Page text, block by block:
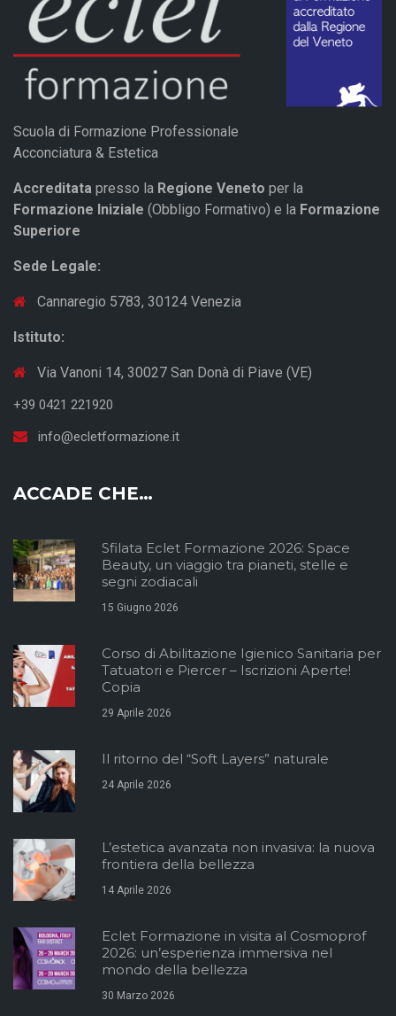
Scuola di Formazione Professionale
Acconciatura & Estetica
Accreditata presso la Regione Veneto per la
Formazione Iniziale (Obbligo Formativo) e la Formazione
Superiore
Sede Legale:
Cannaregio 5783, 30124 Venezia
Istituto:
Via Vanoni 14, 30027 San Donà di Piave (VE)
+39 0421 221920
info@ecletformazione.it
ACCADE CHE…
Sfilata Eclet Formazione 2026: Space
Beauty, un viaggio tra pianeti, stelle e
segni zodiacali
15 Giugno 2026
Corso di Abilitazione Igienico Sanitaria per
Tatuatori e Piercer – Iscrizioni Aperte!
Copia
29 Aprile 2026
Il ritorno del “Soft Layers” naturale
24 Aprile 2026
L’estetica avanzata non invasiva: la nuova
frontiera della bellezza
14 Aprile 2026
Eclet Formazione in visita al Cosmoprof
2026: un’esperienza immersiva nel
mondo della bellezza
30 Marzo 2026